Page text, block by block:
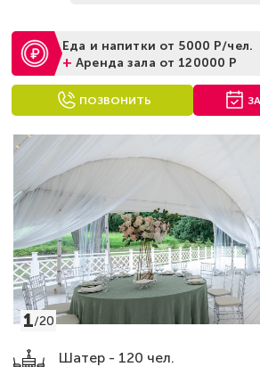
Еда и напитки от 5000 Р/чел.
+ Аренда зала от 120000 Р
ПОЗВОНИТЬ
Шатер - 120 чел.
1/20